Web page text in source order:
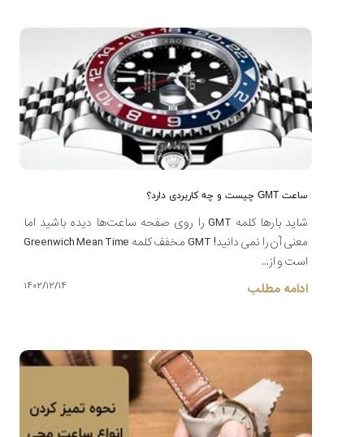
ساعت GMT چیست و چه کاربردی دارد؟
شاید بارها کلمه GMT را روی صفحه ساعت‌ها دیده باشید اما
معنی آن را نمی دانید! GMT مخفف کلمه Greenwich Mean Time
است و از...
ادامه مطلب ۱۴۰۲/۱۲/۱۴